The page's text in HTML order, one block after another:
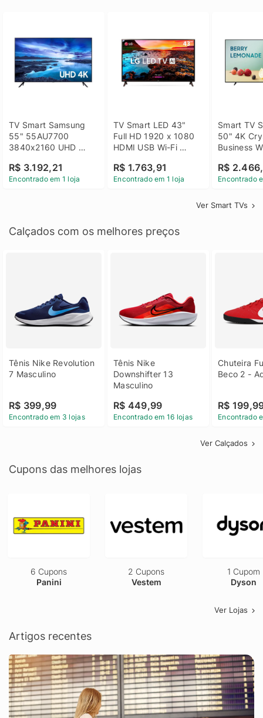
TV Smart Samsung
55" 55AU7700
3840x2160 UHD
Bluetooth
R$ 3.192,21
Encontrado em 1 loja
TV Smart LED 43"
Full HD 1920 x 1080
HDMI USB Wi-Fi
43LM631C0SB LG
R$ 1.763,91
Encontrado em 1 loja
Smart TV
50" 4K
Business
R$
Encontrado
Ver Smart TVs
Calçados com os melhores preços
Tênis Nike Revolution
7 Masculino
R$ 399,99
Encontrado em 3 lojas
Tênis Nike
Downshifter 13
Masculino
R$ 449,99
Encontrado em 16 lojas
Chuteira
Beco 2 -
R$
Encontrado
Ver Calçados
Cupons das melhores lojas
6 Cupons
Panini
2 Cupons
Vestem
1 Cupom
Dyson
Ver Lojas
Artigos recentes